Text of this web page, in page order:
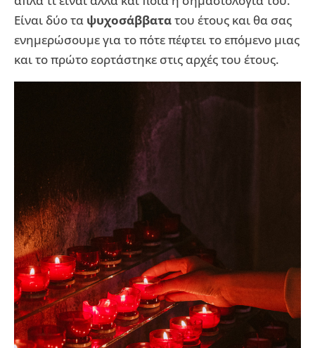
Είναι δύο τα ψυχοσάββατατου έτους και θα σας
ενημερώσουμε για το πότε πέφτει το επόμενο μιας
και το πρώτο εορτάστηκε στις αρχές του έτους.